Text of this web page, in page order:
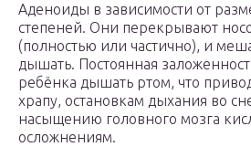
Аденоиды в зависимости от
степеней. Они перекрывают
(полностью или частично), и
дышать. Постоянная
ребёнка дышать ртом, что
храпу, остановкам дыхания во
насыщению головного мозга
осложнениям.